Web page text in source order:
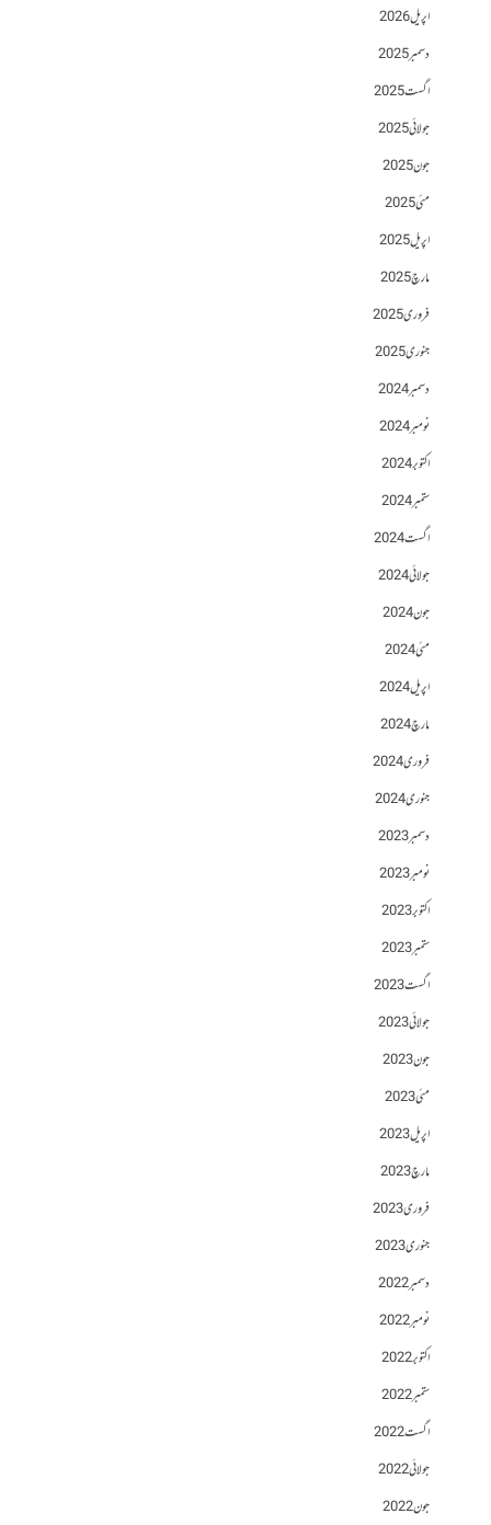
اپریل 2026
دسمبر 2025
اگست 2025
جولائی 2025
جون 2025
مئی 2025
اپریل 2025
مارچ 2025
فروری 2025
جنوری 2025
دسمبر 2024
نومبر 2024
اکتوبر 2024
ستمبر 2024
اگست 2024
جولائی 2024
جون 2024
مئی 2024
اپریل 2024
مارچ 2024
فروری 2024
جنوری 2024
دسمبر 2023
نومبر 2023
اکتوبر 2023
ستمبر 2023
اگست 2023
جولائی 2023
جون 2023
مئی 2023
اپریل 2023
مارچ 2023
فروری 2023
جنوری 2023
دسمبر 2022
نومبر 2022
اکتوبر 2022
ستمبر 2022
اگست 2022
جولائی 2022
جون 2022